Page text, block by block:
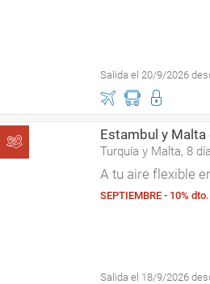
Salida el 20/9/2026
Estambul y Malta
Turquía y Malta, 8
A tu aire flexible
SEPTIEMBRE - 10%
Salida el 18/9/2026